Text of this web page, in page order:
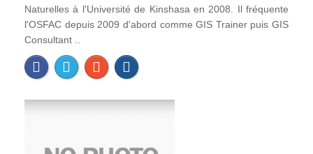
Naturelles à l'Université de Kinshasa en 2008. Il fréquente
l'OSFAC depuis 2009 d'abord comme GIS Trainer puis GIS
Consultant ..